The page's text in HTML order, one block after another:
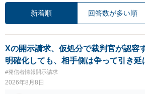
新着順 回答数が多い順
Xの開示請求、仮処分で裁判官が認容
明確化しても、相手側は争って引き延
#発信者情報開示請求
2026年8月8日